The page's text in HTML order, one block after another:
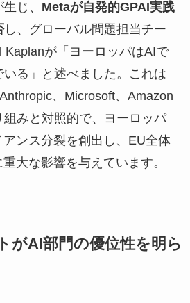
じ、 Metaが自発的GPAI実践
し、グローバル問題担当チー
Kaplanが「ヨーロッパはAIで
る」と述べました。これは
、Microsoft、Amazon
みと対照的で、ヨーロッパ
ンス分裂を創出し、EU全体
大な影響を与えています。
がAI部門の優位性を明ら